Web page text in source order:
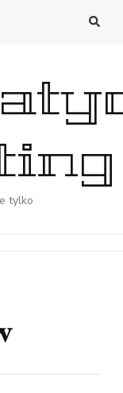
tylko